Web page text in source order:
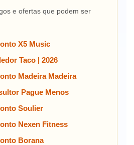
e ofertas que podem ser
X5 Music
Taco | 2026
Madeira Madeira
Pague Menos
Soulier
Nexen Fitness
Borana